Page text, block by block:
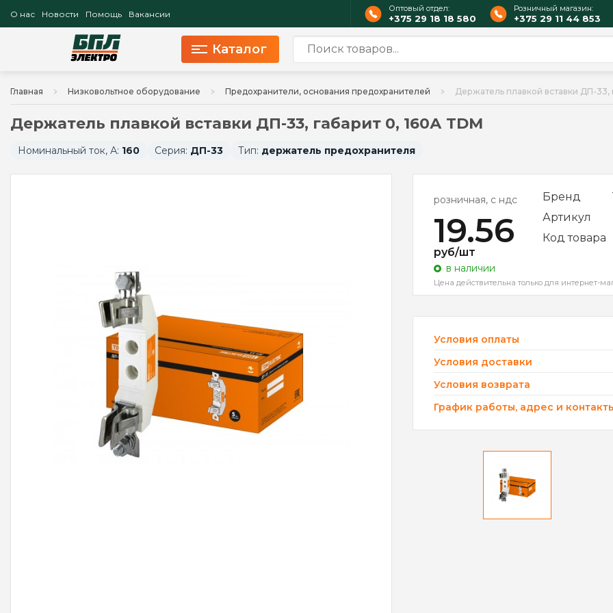
О нас Новости Помощь Вакансии
Оптовый отдел:
+375 29 18 18 580
Розничный магазин:
+375 29 11 44 853
Каталог
Главная Низковольтное оборудование Предохранители, основания предохранителей Держатель плавкой вставки ДП-33,
Держатель плавкой вставки ДП-33, габарит 0, 160А TDM
Номинальный ток, А: 160 Серия: ДП-33 Тип: держатель предохранителя
розничная, с ндс
19.56
руб/шт
в наличии
Цена действительна только для интернет-
Бренд
Артикул
Код товара
Условия оплаты
Условия доставки
Условия возврата
График работы, адрес и